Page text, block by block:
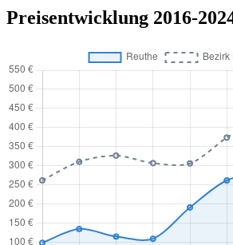
Preisentwicklung 2016-